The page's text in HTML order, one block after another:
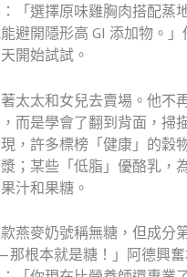
「選擇原味雞胸肉搭配蒸
避開隱形高 GI 添加物。
開始試試。
太太和女兒去賣場。他不
而是學會了翻到背面，掃
，許多標榜「健康」的穀
；某些「低脂」優酪乳，
汁和果糖。
款燕麥奶號稱無糖，但成分
那根本就是糖！」阿德興